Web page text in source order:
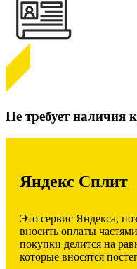
Не требует наличия
Яндекс Сплит
Это сервис Яндекса,
вносить оплаты
покупки делится на
которые вносятся